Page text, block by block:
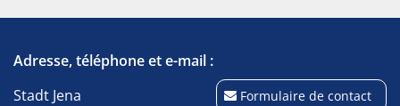
Adresse, téléphone et e-mail :
Stadt Jena
Formulaire de contact